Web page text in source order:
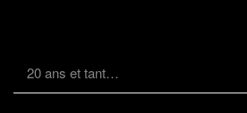
20 ans et tant…